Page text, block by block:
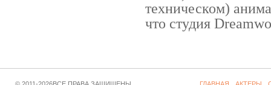
техническом)
что студия